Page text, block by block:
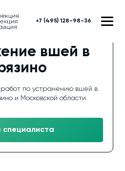
+7 (495) 128-98-36
вшей в
работ по устранению вшей в
и Московской области.
специалиста